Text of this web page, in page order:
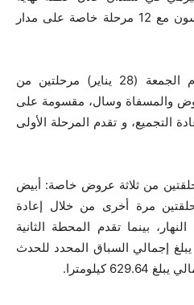
الأسبوع، بينما يتعامل المتنافسون مع 12 مرحلة خاصة على مدار
تتضمن الأحداث التنافسية يوم الجمعة (28 يناير) مرحلتين من
والمسفاة وسال، مقسومة على
التجميع، و تقدم المرحلة الأولى
من ثلاثة عروض خاصة: أبيض
مرة أخرى من خلال إعادة
بينما تقدم المحطة الثانية
يبلغ إجمالي السباق المحدد للحدث
629.64 كيلومترا.